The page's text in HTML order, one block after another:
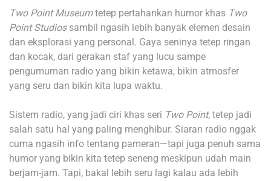
Two Point Museumtetep pertahankan humor khas Two
Point Studiossambil ngasih lebih banyak elemen desain
dan eksplorasi yang personal. Gaya seninya tetep ringan
dan kocak, dari gerakan staf yang lucu sampe
pengumuman radio yang bikin ketawa, bikin atmosfer
yang seru dan bikin kita lupa waktu.
Sistem radio, yang jadi ciri khas seri Two Point, tetep jadi
salah satu hal yang paling menghibur. Siaran radio nggak
cuma ngasih info tentang pameran—tapi juga penuh sama
humor yang bikin kita tetep seneng meskipun udah main
berjam-jam. Tapi, bakal lebih seru lagi kalau ada lebih